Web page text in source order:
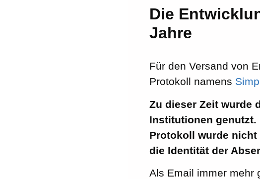
Die
Jahre
Für den Versand von
Protokoll namens
Zu dieser Zeit wurde
Institutionen genutzt.
Protokoll wurde
die Identität der
Als Email immer mehr